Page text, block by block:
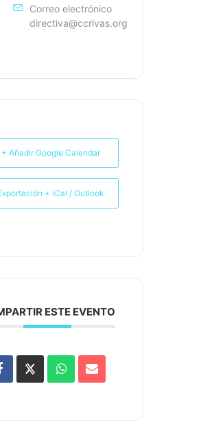
Correo electrónico
directiva@ccrivas.org
+ Añadir Google Calendar
+ iCal / Outlook
ESTE EVENTO